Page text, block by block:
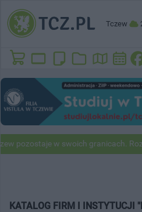
Tczew
pozostaje w swoich granicach.
KATALOG FIRM I INSTYTUCJI